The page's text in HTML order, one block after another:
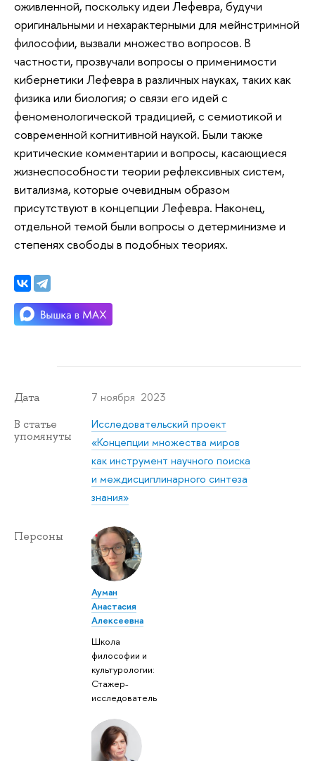
оживленной, поскольку идеи Лефевра, будучи
оригинальными и нехарактерными для мейнстримной
философии, вызвали множество вопросов. В
частности, прозвучали вопросы о применимости
кибернетики Лефевра в различных науках, таких как
физика или биология; о связи его идей с
феноменологической традицией, с семиотикой и
современной когнитивной наукой. Были также
критические комментарии и вопросы, касающиеся
жизнеспособности теории рефлексивных систем,
витализма, которые очевидным образом
присутствуют в концепции Лефевра. Наконец,
отдельной темой были вопросы о детерминизме и
степенях свободы в подобных теориях.
Дата 7 ноября 2023
В статье
упомянуты
Исследовательский проект
«Концепции множества миров
как инструмент научного поиска
и междисциплинарного синтеза
знания»
Персоны
Ауман
Анастасия
Алексеевна
Школа
философии и
культурологии:
Стажер-
исследователь